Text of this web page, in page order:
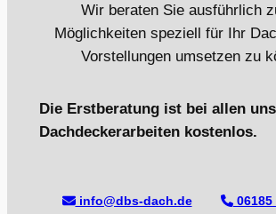
Wir beraten Sie ausführlich
Möglichkeiten speziell für Ihr
Vorstellungen umsetzen zu
Die Erstberatung ist bei allen
Dachdeckerarbeiten kostenlos.
info@dbs-dach.de 06185